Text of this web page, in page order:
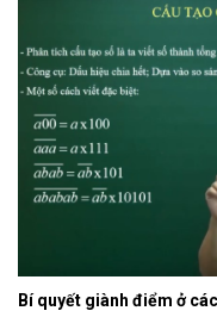
Bí quyết giành điểm ở